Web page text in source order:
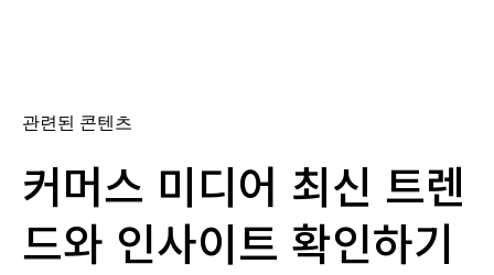
관련된 콘텐츠
커머스 미디어 최신 트렌
드와 인사이트 확인하기